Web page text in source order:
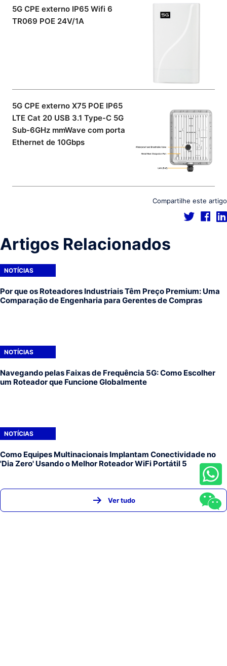
5G CPE externo IP65 Wifi 6
TR069 POE 24V/1A
5G CPE externo X75 POE IP65
LTE Cat 20 USB 3.1 Type-C 5G
Sub-6GHz mmWave com porta
Ethernet de 10Gbps
Compartilhe este artigo
Artigos Relacionados
NOTÍCIAS
Por que os Roteadores Industriais Têm Preço Premium: Uma
Comparação de Engenharia para Gerentes de Compras
NOTÍCIAS
Navegando pelas Faixas de Frequência 5G: Como Escolher
um Roteador que Funcione Globalmente
NOTÍCIAS
Como Equipes Multinacionais Implantam Conectividade no
'Dia Zero' Usando o Melhor Roteador WiFi Portátil 5
Ver tudo